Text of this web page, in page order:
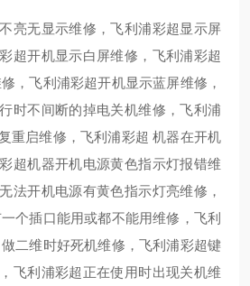
亮无显示维修，飞利浦彩超显示屏
超开机显示白屏维修，飞利浦彩超
，飞利浦彩超开机显示蓝屏维修，
时不间断的掉电关机维修，飞利浦
重启维修，飞利浦彩超 机器在开机
超机器开机电源黄色指示灯报错维
法开机电源有黄色指示灯亮维修，
个插口能用或都不能用维修，飞利
二维时好死机维修，飞利浦彩超键
飞利浦彩超正在使用时出现关机维